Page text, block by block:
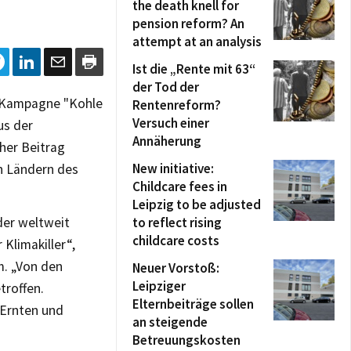
"Kohle
der
Beitrag
Ländern des
weltweit
Klimakiller“,
„Von den
und
the death knell for
pension reform? An
attempt at an analysis
Ist die „Rente mit 63“
der Tod der
Rentenreform?
Versuch einer
Annäherung
New initiative:
Childcare fees in
Leipzig to be adjusted
to reflect rising
childcare costs
Neuer Vorstoß:
Leipziger
Elternbeiträge sollen
an steigende
Betreuungskosten